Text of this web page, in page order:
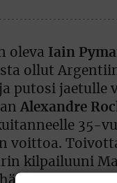
oleva Iain
ollut
putosi jaetulle
Alexandre
35-
voittoa.
kilpailuuni